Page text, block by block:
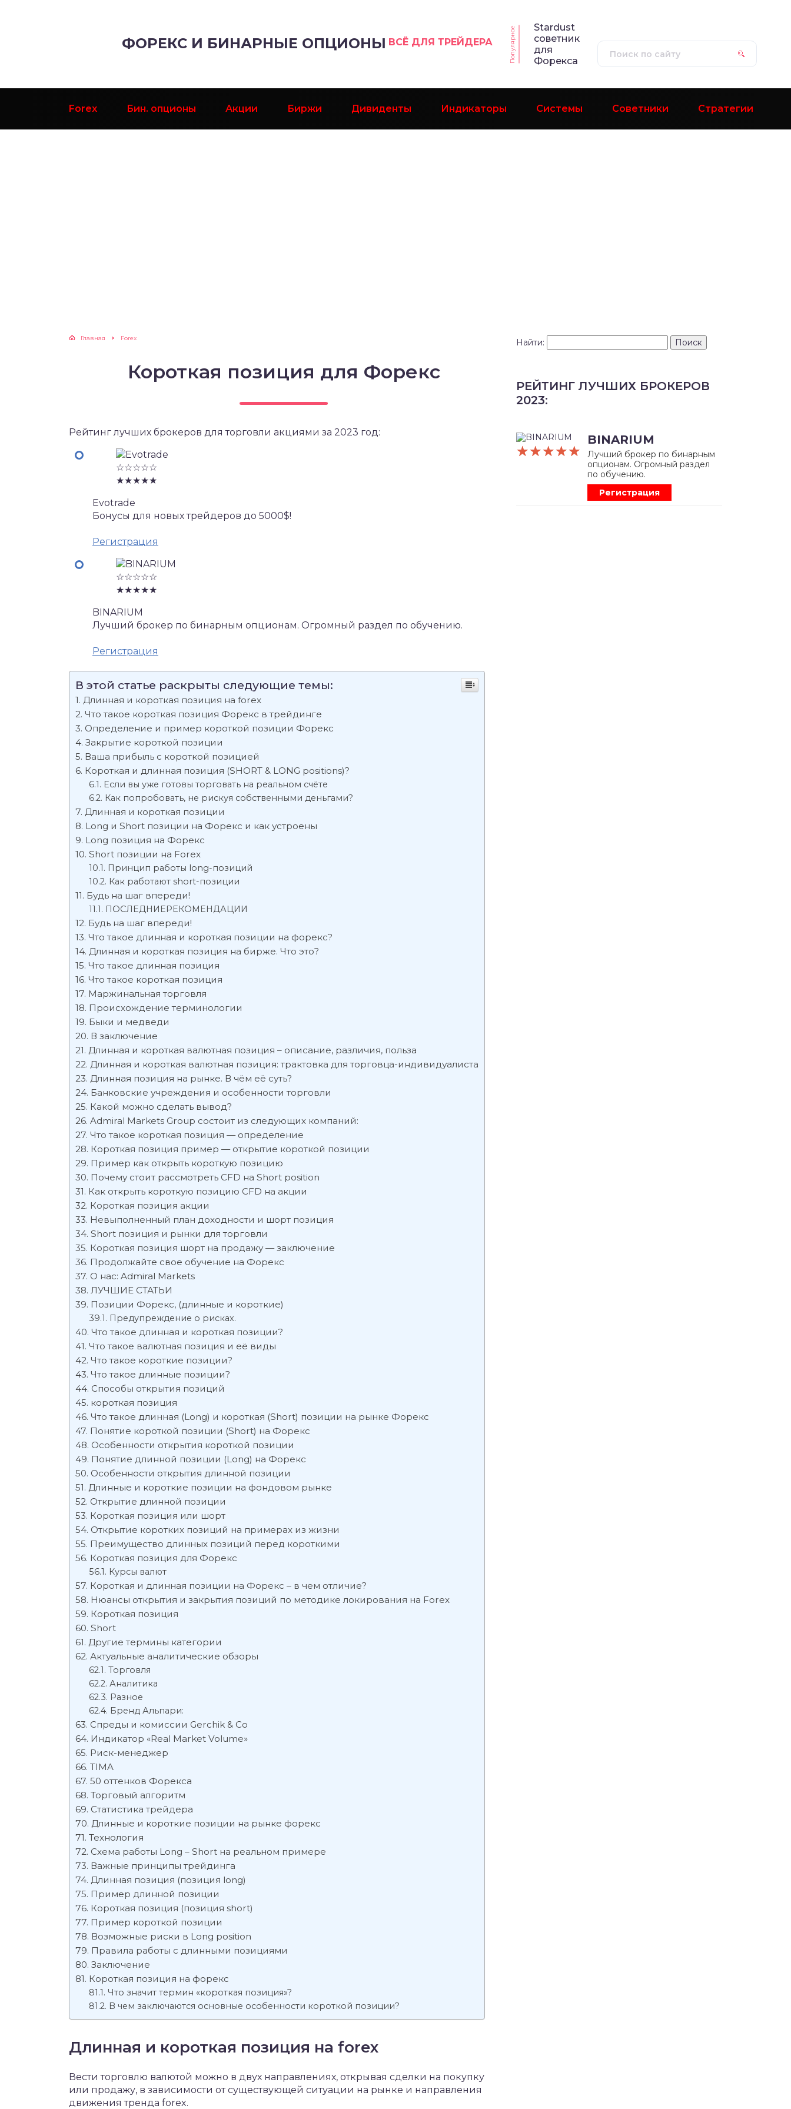
ФОРЕКС И БИНАРНЫЕ ОПЦИОНЫ ВСЁ ДЛЯ ТРЕЙДЕРА Популярное
Stardust
советник
для
Форекса
Forex Бин. опционы Акции Биржи Дивиденты Индикаторы Системы Советники Стратегии
Главная Forex
Короткая позиция для Форекс
Рейтинг лучших брокеров для торговли акциями за 2023 год:
☆☆☆☆☆
★★★★★
Evotrade
Бонусы для новых трейдеров до 5000$!
Регистрация
☆☆☆☆☆
★★★★★
BINARIUM
Лучший брокер по бинарным опционам. Огромный раздел по обучению.
Регистрация
В этой статье раскрыты следующие темы:
Длинная и короткая позиция на forex
Что такое короткая позиция Форекс в трейдинге
Определение и пример короткой позиции Форекс
Закрытие короткой позиции
Ваша прибыль с короткой позицией
Короткая и длинная позиция (SHORT & LONG positions)?
Если вы уже готовы торговать на реальном счёте
Как попробовать, не рискуя собственными деньгами?
Длинная и короткая позиции
Long и Short позиции на Форекс и как устроены
Long позиция на Форекс
Short позиции на Forex
Принцип работы long-позиций
Как работают short-позиции
Будь на шаг впереди!
ПОСЛЕДНИЕРЕКОМЕНДАЦИИ
Будь на шаг впереди!
Что такое длинная и короткая позиции на форекс?
Длинная и короткая позиция на бирже. Что это?
Что такое длинная позиция
Что такое короткая позиция
Маржинальная торговля
Происхождение терминологии
Быки и медведи
В заключение
Длинная и короткая валютная позиция – описание, различия, польза
Длинная и короткая валютная позиция: трактовка для торговца-индивидуалиста
Длинная позиция на рынке. В чём её суть?
Банковские учреждения и особенности торговли
Какой можно сделать вывод?
Admiral Markets Group состоит из следующих компаний:
Что такое короткая позиция — определение
Короткая позиция пример — открытие короткой позиции
Пример как открыть короткую позицию
Почему стоит рассмотреть CFD на Short position
Как открыть короткую позицию CFD на акции
Короткая позиция акции
Невыполненный план доходности и шорт позиция
Short позиция и рынки для торговли
Короткая позиция шорт на продажу — заключение
Продолжайте свое обучение на Форекс
О нас: Admiral Markets
ЛУЧШИЕ СТАТЬИ
Позиции Форекс, (длинные и короткие)
Предупреждение о рисках.
Что такое длинная и короткая позиции?
Что такое валютная позиция и её виды
Что такое короткие позиции?
Что такое длинные позиции?
Способы открытия позиций
короткая позиция
Что такое длинная (Long) и короткая (Short) позиции на рынке Форекс
Понятие короткой позиции (Short) на Форекс
Особенности открытия короткой позиции
Понятие длинной позиции (Long) на Форекс
Особенности открытия длинной позиции
Длинные и короткие позиции на фондовом рынке
Открытие длинной позиции
Короткая позиция или шорт
Открытие коротких позиций на примерах из жизни
Преимущество длинных позиций перед короткими
Короткая позиция для Форекс
Курсы валют
Короткая и длинная позиции на Форекс – в чем отличие?
Нюансы открытия и закрытия позиций по методике локирования на Forex
Короткая позиция
Short
Другие термины категории
Актуальные аналитические обзоры
Торговля
Аналитика
Разное
Бренд Альпари:
Спреды и комиссии Gerchik & Co
Индикатор «Real Market Volume»
Риск-менеджер
TIMA
50 оттенков Форекса
Торговый алгоритм
Статистика трейдера
Длинные и короткие позиции на рынке форекс
Технология
Схема работы Long – Short на реальном примере
Важные принципы трейдинга
Длинная позиция (позиция long)
Пример длинной позиции
Короткая позиция (позиция short)
Пример короткой позиции
Возможные риски в Long position
Правила работы с длинными позициями
Заключение
Короткая позиция на форекс
Что значит термин «короткая позиция»?
В чем заключаются основные особенности короткой позиции?
Длинная и короткая позиция на forex
Вести торговлю валютой можно в двух направлениях, открывая сделки на покупку
или продажу, в зависимости от существующей ситуации на рынке и направления
движения тренда forex.
Найти:
РЕЙТИНГ ЛУЧШИХ БРОКЕРОВ
2023:
☆☆☆☆☆
★★★★★
BINARIUM
Лучший брокер по бинарным
опционам. Огромный раздел
по обучению.
Регистрация